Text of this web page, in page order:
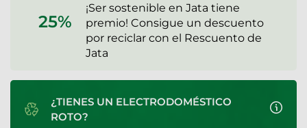
25%
¡Ser sostenible en Jata tiene
premio! Consigue un descuento
por reciclar con el Rescuento de
Jata
¿TIENES UN ELECTRODOMÉSTICO
ROTO?